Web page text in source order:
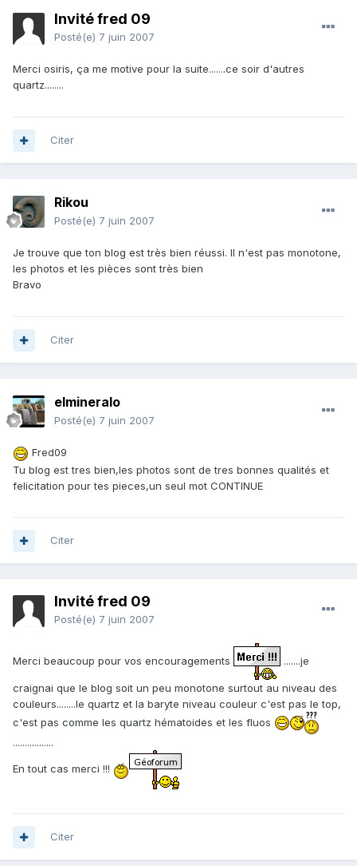
Invité fred 09
Posté(e) 7 juin 2007
Merci osiris, ça me motive pour la suite.......ce soir d'autres
quartz........
Citer
Rikou
Posté(e) 7 juin 2007
Je trouve que ton blog est très bien réussi. Il n'est pas monotone,
les photos et les pièces sont très bien
Bravo
Citer
elmineralo
Posté(e) 7 juin 2007
Fred09
Tu blog est tres bien,les photos sont de tres bonnes qualités et
felicitation pour tes pieces,un seul mot CONTINUE
Citer
Invité fred 09
Posté(e) 7 juin 2007
Merci beaucoup pour vos encouragements .......je
craignai que le blog soit un peu monotone surtout au niveau des
couleurs........le quartz et la baryte niveau couleur c'est pas le top,
c'est pas comme les quartz hématoides et les fluos
.................
En tout cas merci !!!
Citer